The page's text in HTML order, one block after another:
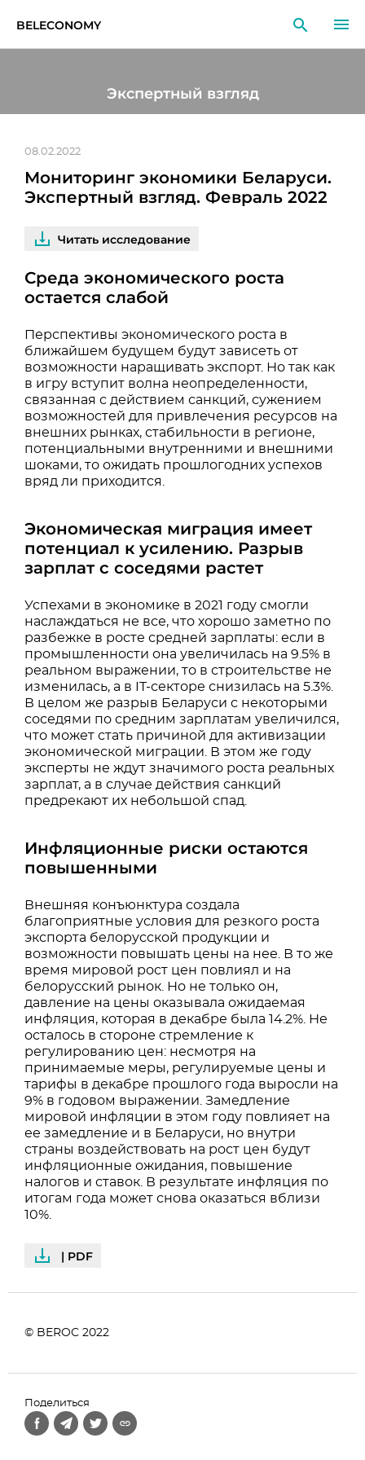
BELECONOMY
ИССЛЕДОВАНИЯ
ОБРАЗОВАНИЕ
СОБЫТИЯ
Экспертный взгляд
08.02.2022
Мониторинг экономики Беларуси.
Экспертный взгляд. Февраль 2022
Читать исследование
Среда экономического роста
остается слабой
Перспективы экономического роста в
ближайшем будущем будут зависеть от
возможности наращивать экспорт. Но так как
в игру вступит волна неопределенности,
связанная с действием санкций, сужением
возможностей для привлечения ресурсов на
внешних рынках, стабильности в регионе,
потенциальными внутренними и внешними
шоками, то ожидать прошлогодних успехов
вряд ли приходится.
Экономическая миграция имеет
потенциал к усилению. Разрыв
зарплат с соседями растет
Успехами в экономике в 2021 году смогли
наслаждаться не все, что хорошо заметно по
разбежке в росте средней зарплаты: если в
промышленности она увеличилась на 9.5% в
реальном выражении, то в строительстве не
изменилась, а в IT-секторе снизилась на 5.3%.
В целом же разрыв Беларуси с некоторыми
соседями по средним зарплатам увеличился,
что может стать причиной для активизации
экономической миграции. В этом же году
эксперты не ждут значимого роста реальных
зарплат, а в случае действия санкций
предрекают их небольшой спад.
Инфляционные риски остаются
повышенными
Внешняя конъюнктура создала
благоприятные условия для резкого роста
экспорта белорусской продукции и
возможности повышать цены на нее. В то же
время мировой рост цен повлиял и на
белорусский рынок. Но не только он,
давление на цены оказывала ожидаемая
инфляция, которая в декабре была 14.2%. Не
осталось в стороне стремление к
регулированию цен: несмотря на
принимаемые меры, регулируемые цены и
тарифы в декабре прошлого года выросли на
9% в годовом выражении. Замедление
мировой инфляции в этом году повлияет на
ее замедление и в Беларуси, но внутри
страны воздействовать на рост цен будут
инфляционные ожидания, повышение
налогов и ставок. В результате инфляция по
итогам года может снова оказаться вблизи
10%.
| PDF
© BEROC 2022
Поделиться